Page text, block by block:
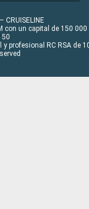
con un capital de 150 000
50
profesional RC RSA de